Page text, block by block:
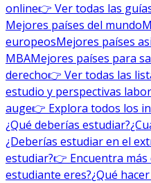
online👉 Ver todas las
Mejores países del mundo
europeosMejores países
MBAMejores países para
derecho👉 Ver todas las
estudio y perspectivas
auge👉 Explora todos los
¿Qué deberías estudiar?
¿Deberías estudiar en el
estudiar?👉 Encuentra
estudiante eres?¿Qué